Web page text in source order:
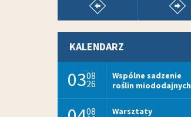
pokaż poprzedni artykuł
KALENDARZ
0308
26
Wspólne sadzenie
roślin miododajnych
08
Warsztaty